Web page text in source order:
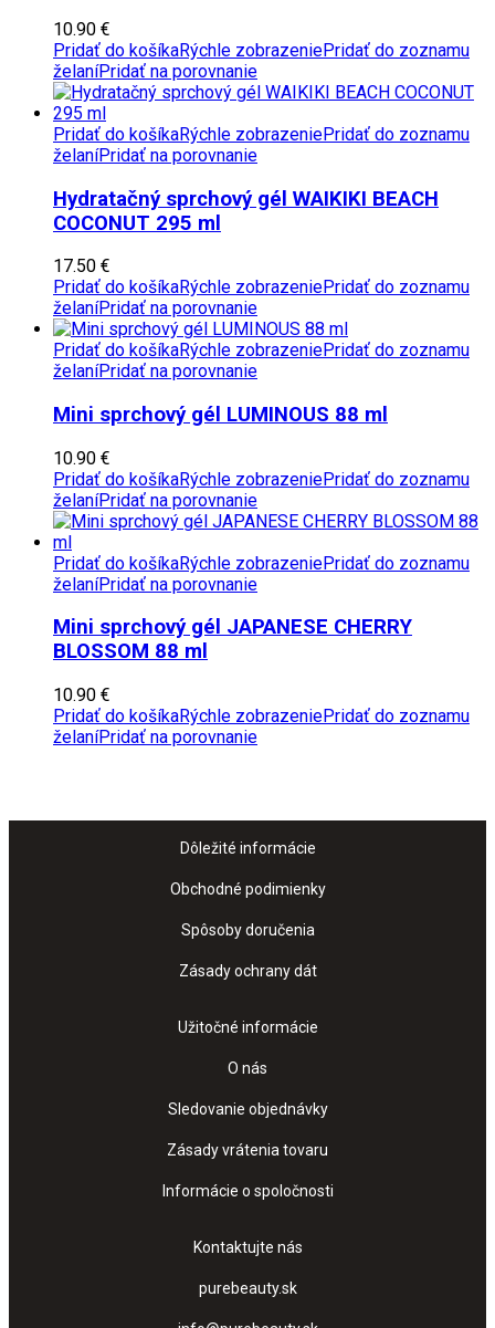
10.90 €
Pridať do košíkaRýchle zobrazeniePridať do zoznamu
želaníPridať na porovnanie
Pridať do košíkaRýchle zobrazeniePridať do zoznamu
želaníPridať na porovnanie
Hydratačný sprchový gél WAIKIKI BEACH
COCONUT 295 ml
17.50 €
Pridať do košíkaRýchle zobrazeniePridať do zoznamu
želaníPridať na porovnanie
Pridať do košíkaRýchle zobrazeniePridať do zoznamu
želaníPridať na porovnanie
Mini sprchový gél LUMINOUS 88 ml
10.90 €
Pridať do košíkaRýchle zobrazeniePridať do zoznamu
želaníPridať na porovnanie
Pridať do košíkaRýchle zobrazeniePridať do zoznamu
želaníPridať na porovnanie
Mini sprchový gél JAPANESE CHERRY
BLOSSOM 88 ml
10.90 €
Pridať do košíkaRýchle zobrazeniePridať do zoznamu
želaníPridať na porovnanie
Dôležité informácie
Obchodné podimienky
Spôsoby doručenia
Zásady ochrany dát
Užitočné informácie
O nás
Sledovanie objednávky
Zásady vrátenia tovaru
Informácie o spoločnosti
Kontaktujte nás
purebeauty.sk